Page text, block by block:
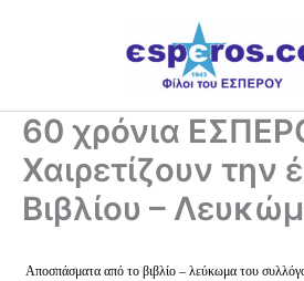
60 χρόνια
Χαιρετίζουν την
Βιβλίου –
Αποσπάσματα από το βιβλίο – λεύκωμα του